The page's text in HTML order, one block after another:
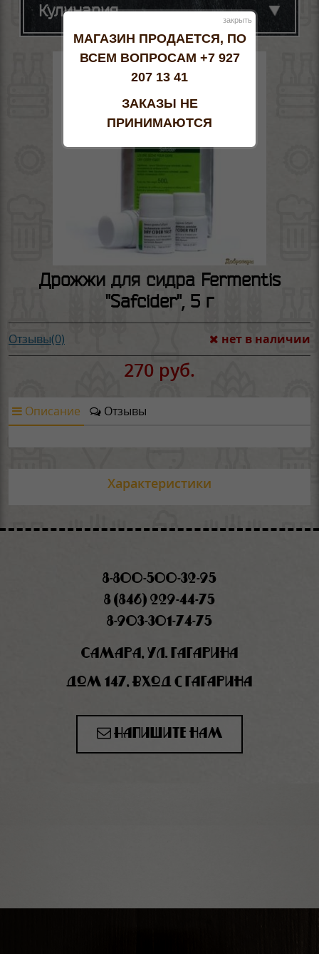
Кулинария
Дрожжи для сидра Fermentis
"Safcider", 5 г
Отзывы(0) нет в наличии
270 руб.
Описание Отзывы
Характеристики
8-800-500-32-95
8 (846) 229-44-75
8-903-301-74-75
Самара, ул. Гагарина
дом 147, вход с Гагарина
Напишите нам
закрыть
МАГАЗИН ПРОДАЕТСЯ, ПО
ВСЕМ ВОПРОСАМ +7 927
207 13 41
ЗАКАЗЫ НЕ
ПРИНИМАЮТСЯ